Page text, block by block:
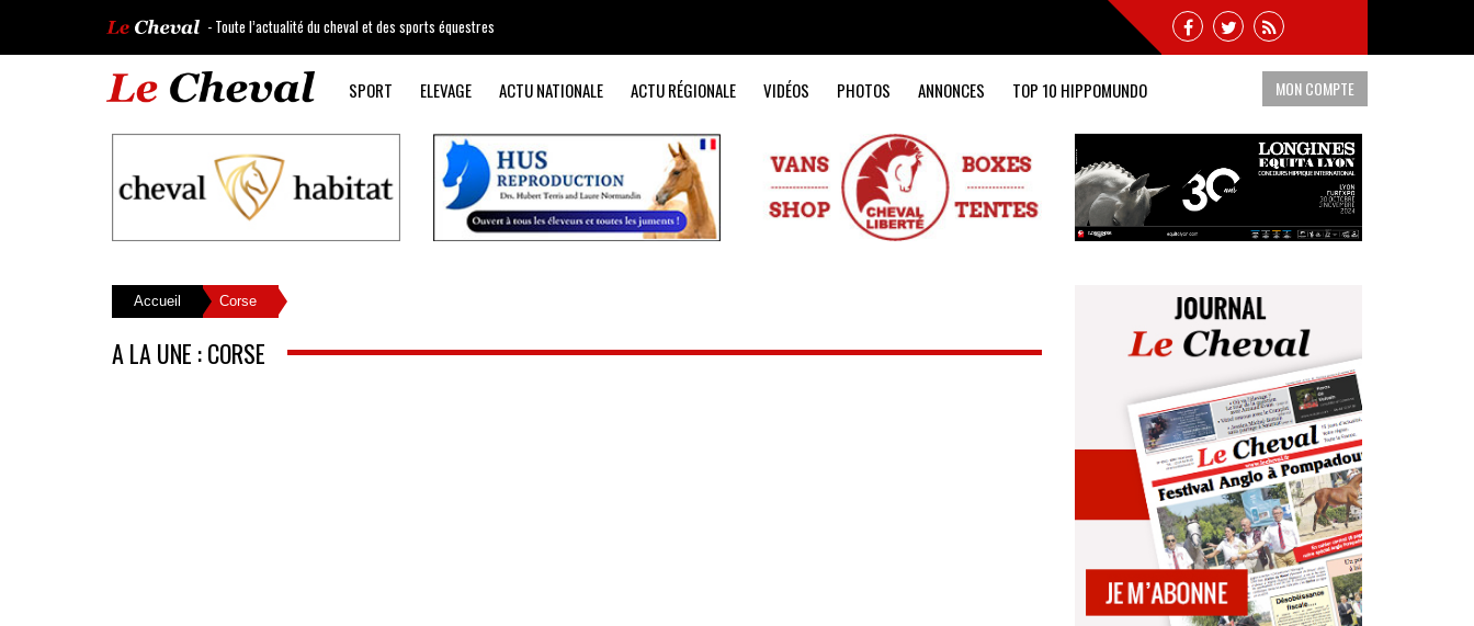
- Toute l’actualité du cheval et des sports équestres
SPORT ELEVAGE ACTU NATIONALE ACTU RÉGIONALE VIDÉOS PHOTOS ANNONCES TOP 10 HIPPOMUNDO MON COMPTE
Accueil Corse
A LA UNE : CORSE